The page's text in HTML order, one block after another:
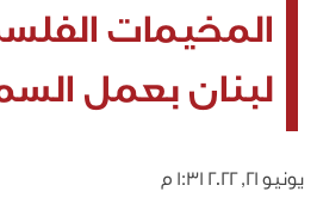
المخيمات
لبنان بعمل
يونيو 21, 2022 1:31 م